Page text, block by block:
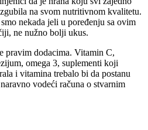
na svom nutritivnom kvalitetu.
nekada jeli u poređenju sa ovim
ne nužno bolji ukus.
pravim dodacima. Vitamin C,
omega 3, suplementi koji
i vitamina trebalo bi da postanu
vodeći računa o stvarnim